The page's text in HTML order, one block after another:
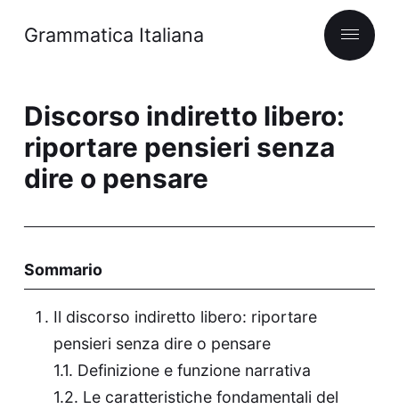
Grammatica Italiana
Discorso indiretto libero:
riportare pensieri senza
dire o pensare
Sommario
Il discorso indiretto libero: riportare
pensieri senza dire o pensare
Definizione e funzione narrativa
Le caratteristiche fondamentali del